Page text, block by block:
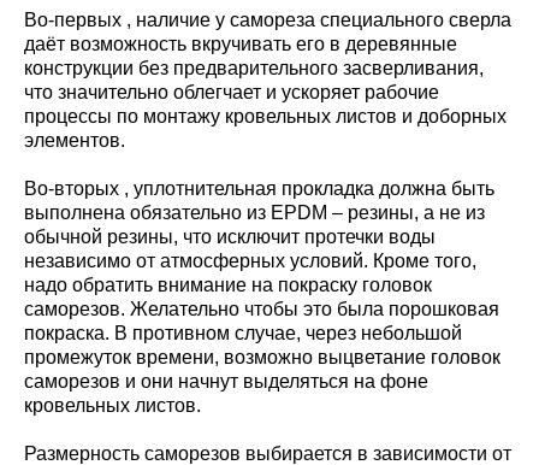
Во-первых , наличие у самореза специального сверла
даёт возможность вкручивать его в деревянные
конструкции без предварительного засверливания,
что значительно облегчает и ускоряет рабочие
процессы по монтажу кровельных листов и доборных
элементов.
Во-вторых , уплотнительная прокладка должна быть
выполнена обязательно из EPDМ – резины, а не из
обычной резины, что исключит протечки воды
независимо от атмосферных условий. Кроме того,
надо обратить внимание на покраску головок
саморезов. Желательно чтобы это была порошковая
покраска. В противном случае, через небольшой
промежуток времени, возможно выцветание головок
саморезов и они начнут выделяться на фоне
кровельных листов.
Размерность саморезов выбирается в зависимости от